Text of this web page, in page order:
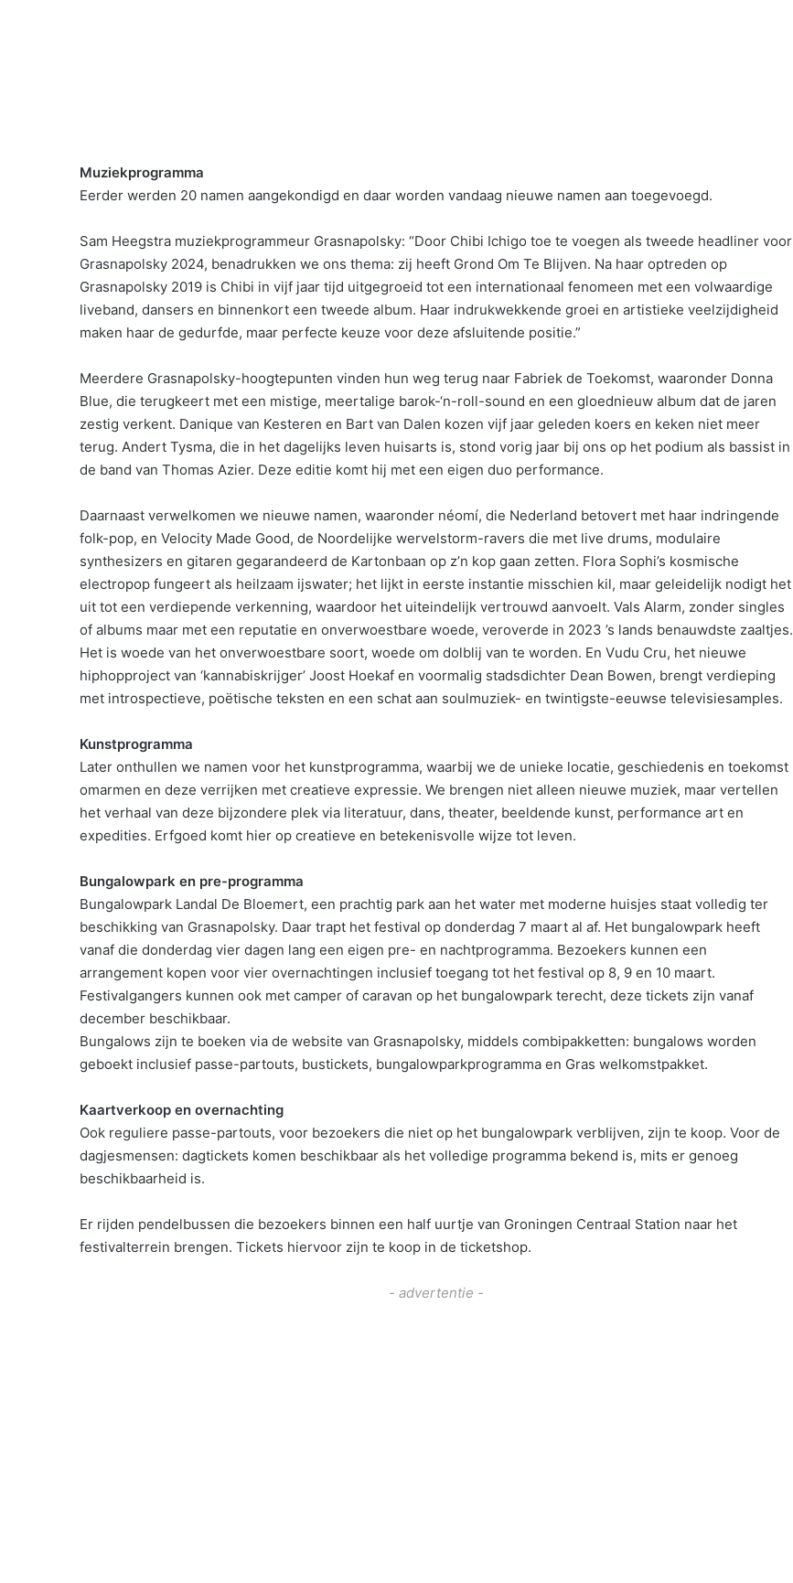
Muziekprogramma
Eerder werden 20 namen aangekondigd en daar worden vandaag nieuwe namen aan toegevoegd.
Sam Heegstra muziekprogrammeur Grasnapolsky: “Door Chibi Ichigo toe te voegen als tweede headliner voor
Grasnapolsky 2024, benadrukken we ons thema: zij heeft Grond Om Te Blijven. Na haar optreden op
Grasnapolsky 2019 is Chibi in vijf jaar tijd uitgegroeid tot een internationaal fenomeen met een volwaardige
liveband, dansers en binnenkort een tweede album. Haar indrukwekkende groei en artistieke veelzijdigheid
maken haar de gedurfde, maar perfecte keuze voor deze afsluitende positie.”
Meerdere Grasnapolsky-hoogtepunten vinden hun weg terug naar Fabriek de Toekomst, waaronder Donna
Blue, die terugkeert met een mistige, meertalige barok-‘n-roll-sound en een gloednieuw album dat de jaren
zestig verkent. Danique van Kesteren en Bart van Dalen kozen vijf jaar geleden koers en keken niet meer
terug. Andert Tysma, die in het dagelijks leven huisarts is, stond vorig jaar bij ons op het podium als bassist in
de band van Thomas Azier. Deze editie komt hij met een eigen duo performance.
Daarnaast verwelkomen we nieuwe namen, waaronder néomí, die Nederland betovert met haar indringende
folk-pop, en Velocity Made Good, de Noordelijke wervelstorm-ravers die met live drums, modulaire
synthesizers en gitaren gegarandeerd de Kartonbaan op z’n kop gaan zetten. Flora Sophi’s kosmische
electropop fungeert als heilzaam ijswater; het lijkt in eerste instantie misschien kil, maar geleidelijk nodigt het
uit tot een verdiepende verkenning, waardoor het uiteindelijk vertrouwd aanvoelt. Vals Alarm, zonder singles
of albums maar met een reputatie en onverwoestbare woede, veroverde in 2023 ’s lands benauwdste zaaltjes.
Het is woede van het onverwoestbare soort, woede om dolblij van te worden. En Vudu Cru, het nieuwe
hiphopproject van ‘kannabiskrijger’ Joost Hoekaf en voormalig stadsdichter Dean Bowen, brengt verdieping
met introspectieve, poëtische teksten en een schat aan soulmuziek- en twintigste-eeuwse televisiesamples.
Kunstprogramma
Later onthullen we namen voor het kunstprogramma, waarbij we de unieke locatie, geschiedenis en toekomst
omarmen en deze verrijken met creatieve expressie. We brengen niet alleen nieuwe muziek, maar vertellen
het verhaal van deze bijzondere plek via literatuur, dans, theater, beeldende kunst, performance art en
expedities. Erfgoed komt hier op creatieve en betekenisvolle wijze tot leven.
Bungalowpark en pre-programma
Bungalowpark Landal De Bloemert, een prachtig park aan het water met moderne huisjes staat volledig ter
beschikking van Grasnapolsky. Daar trapt het festival op donderdag 7 maart al af. Het bungalowpark heeft
vanaf die donderdag vier dagen lang een eigen pre- en nachtprogramma. Bezoekers kunnen een
arrangement kopen voor vier overnachtingen inclusief toegang tot het festival op 8, 9 en 10 maart.
Festivalgangers kunnen ook met camper of caravan op het bungalowpark terecht, deze tickets zijn vanaf
december beschikbaar.
Bungalows zijn te boeken via de website van Grasnapolsky, middels combipakketten: bungalows worden
geboekt inclusief passe-partouts, bustickets, bungalowparkprogramma en Gras welkomstpakket.
Kaartverkoop en overnachting
Ook reguliere passe-partouts, voor bezoekers die niet op het bungalowpark verblijven, zijn te koop. Voor de
dagjesmensen: dagtickets komen beschikbaar als het volledige programma bekend is, mits er genoeg
beschikbaarheid is.
Er rijden pendelbussen die bezoekers binnen een half uurtje van Groningen Centraal Station naar het
festivalterrein brengen. Tickets hiervoor zijn te koop in de ticketshop.
- advertentie -